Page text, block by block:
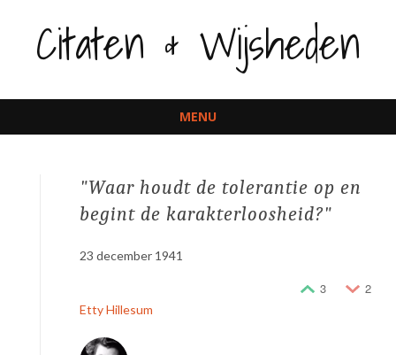
Citaten & Wijsheden
MENU
Waar houdt de tolerantie op en
begint de karakterloosheid?
23 december 1941
3 2
Etty Hillesum